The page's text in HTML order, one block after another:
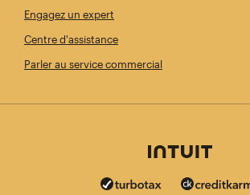
Engagez un expert
Centre d'assistance
Parler au service commercial